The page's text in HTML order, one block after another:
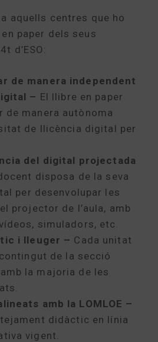
aquells centres que ho
paper dels seus
d’ESO:
de manera independent
– El llibre en paper
de manera autònoma
de llicència digital per
del digital projectada
disposa de la seva
per desenvolupar les
projector de l’aula, amb
simuladors, etc.
i lleuger – Cada unitat
de la secció
la majoria de les
amb la LOMLOE –
didàctic en línia
vigent.